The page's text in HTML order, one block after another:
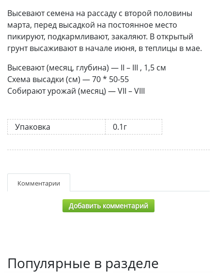
Высевают семена на рассаду с второй половины
марта, перед высадкой на постоянное место
пикируют, подкармливают, закаляют. В открытый
грунт высаживают в начале июня, в теплицы в мае.
Высевают (месяц, глубина) — II – III , 1,5 см
Схема высадки (см) — 70 * 50-55
Собирают урожай (месяц) — VII – VIII
Упаковка 0.1г
Комментарии
Добавить комментарий
Популярные в разделе